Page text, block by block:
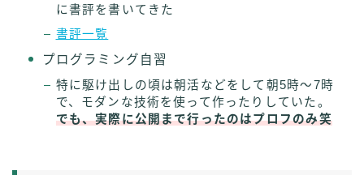
に書評を書いてきた
書評一覧
プログラミング自習
特に駆け出しの頃は朝活などをして朝5時〜7時
で、モダンな技術を使って作ったりしていた。
でも、実際に公開まで行ったのはプロフのみ笑